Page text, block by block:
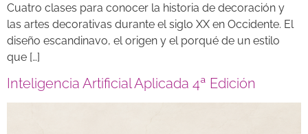
Cuatro clases para conocer la historia de decoración y
las artes decorativas durante el siglo XX en Occidente. El
diseño escandinavo, el origen y el porqué de un estilo
que […]
Inteligencia Artificial Aplicada 4ª Edición